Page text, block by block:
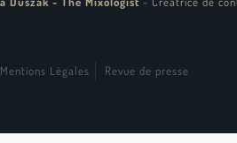
Mentions Légales Revue de presse